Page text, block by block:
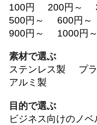
100円
200円～
500円～
600円～
900円～
1000円～
素材で選ぶ
ステンレス製
プ
アルミ製
目的で選ぶ
ビジネス向けのノベ